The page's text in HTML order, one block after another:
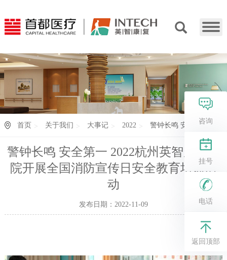
首页 关于我们 大事记 2022 警钟长鸣 安全第...
警钟长鸣 安全第一 2022杭州英智康复医
院开展全国消防宣传日安全教育培训活
动
发布日期：2022-11-09
咨询
挂号
电话
返回顶部